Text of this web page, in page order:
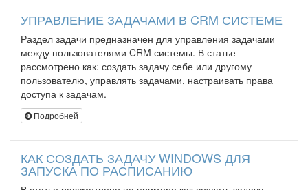
УПРАВЛЕНИЕ ЗАДАЧАМИ В CRM СИСТЕМЕ
Раздел задачи предназначен для управления задачами
между пользователями CRM системы. В статье
рассмотрено как: создать задачу себе или другому
пользователю, управлять задачами, настраивать права
доступа к задачам.
Подробней
КАК СОЗДАТЬ ЗАДАЧУ WINDOWS ДЛЯ
ЗАПУСКА ПО РАСПИСАНИЮ